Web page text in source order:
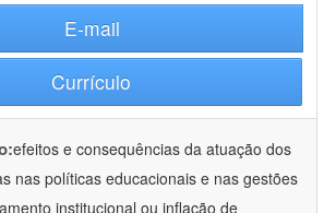
E-mail
Currículo
efeitos e consequências da atuação dos
nas políticas educacionais e nas gestões
institucional ou inflação de